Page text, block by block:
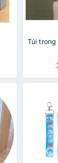
Túi